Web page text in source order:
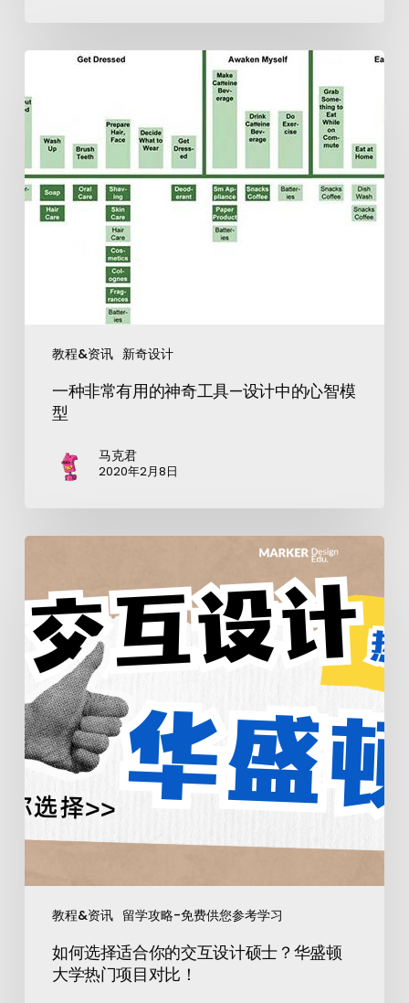
教程&资讯 新奇设计
一种非常有用的神奇工具—设计中的心智模
型
马克君
2020年2月8日
教程&资讯 留学攻略-免费供您参考学习
如何选择适合你的交互设计硕士？华盛顿
大学热门项目对比！